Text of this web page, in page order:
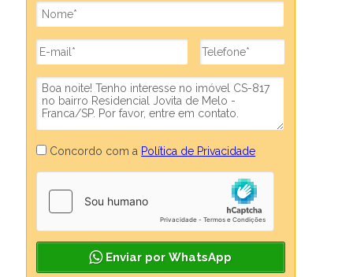
Concordo com a Política de Privacidade
Enviar por WhatsApp